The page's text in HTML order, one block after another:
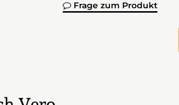
Frage zum Produkt